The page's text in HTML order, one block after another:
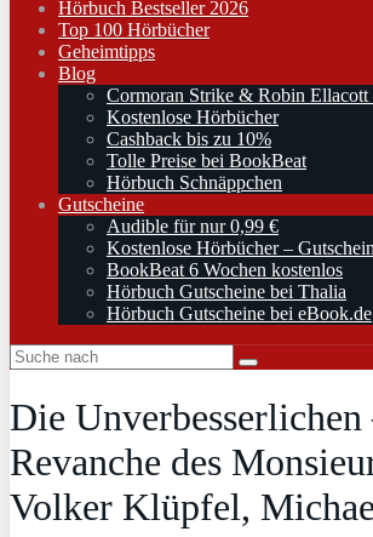
Hörbuch Bestseller 2026
Top 100 Hörbücher
Geheimtipps
Blog
Cormoran Strike & Robin Ellacott
Kostenlose Hörbücher
Cashback bis zu 10%
Tolle Preise bei BookBeat
Hörbuch Schnäppchen
Gutscheine
Audible für nur 0,99 €
Kostenlose Hörbücher – Gutschein
BookBeat 6 Wochen kostenlos
Hörbuch Gutscheine bei Thalia
Hörbuch Gutscheine bei eBook.de
Die
Revanche des
Volker Klüpfel,